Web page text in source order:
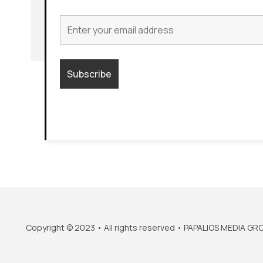
Copyright © 2023 • All rights reserved • PAPALIOS MEDIA